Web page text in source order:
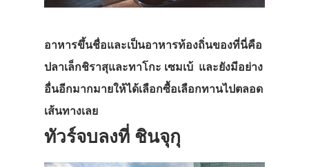
อาหารขึ้นชื่อและเป็นอาหารท้องถิ่นของที่นี่คือ
ปลาเล็กชิราสุและทาโกะ เซมเบ้ และยังมีอย่าง
อื่นอีกมากมายให้ได้เลือกซื้อเลือกทานไปตลอด
เส้นทางเลย
ทัวร์จบลงที่ ชินจุกุ
ที่พัก
สาระน่ารู้
VIDEO
ภาพประทับใจ